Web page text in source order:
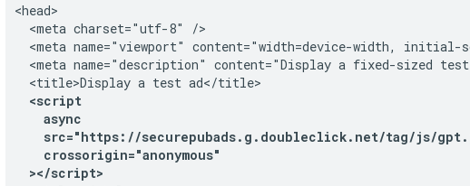
<head>
  <meta charset="utf-8" />
<meta name="viewport" content="width=device-width, initial-
<meta name="description" content="Display a fixed-sized
  <script
    async
src="https://securepubads.g.doubleclick.net/tag/js/
    crossorigin="anonymous"
  ></script>